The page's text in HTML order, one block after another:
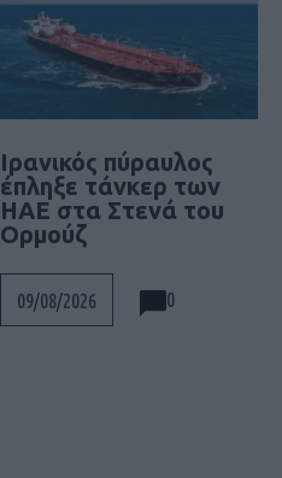
Ιρανικός πύραυλος
έπληξε τάνκερ των
ΗΑΕ στα Στενά του
Ορμούζ
09/08/2026 0